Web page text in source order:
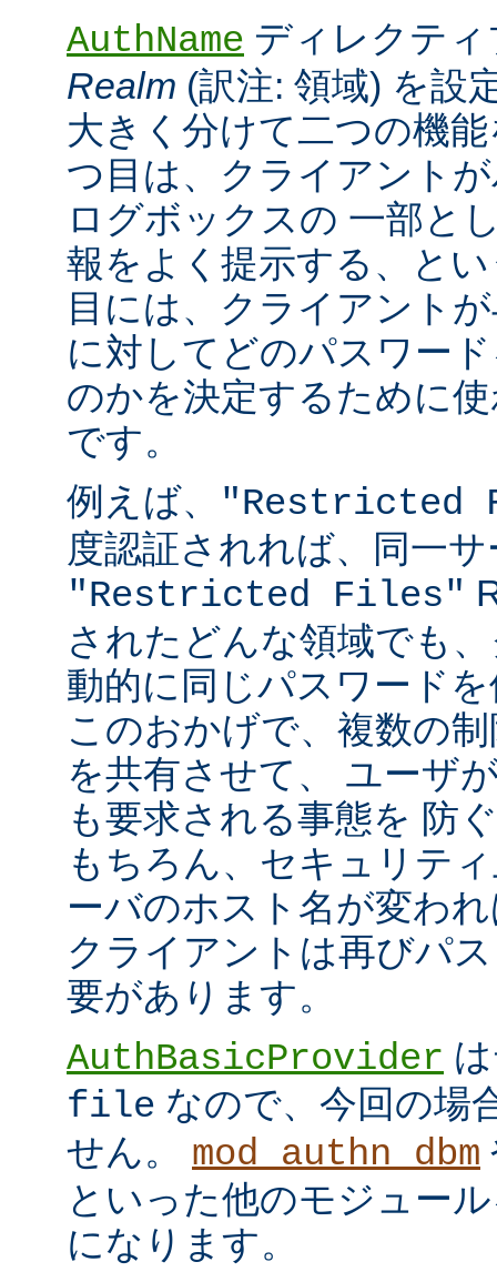
AuthName ディレクテ
Realm (訳注: 領域) を設
大きく分けて二つの機
つ目は、クライアント
ログボックスの 一部と
報をよく提示する、と
目には、クライアント
に対してどのパスワー
のかを決定するために
です。
例えば、
"Restricted
度認証されれば、同一
"Restricted Files"
されたどんな領域でも
動的に同じパスワード
このおかげで、複数の
を共有させて、 ユーザ
も要求される事態を 防
もちろん、セキュリテ
ーバのホスト名が変わ
クライアントは再びパ
要があります。
AuthBasicProvider
file なので、今回の場
せん。 mod_authn_dbm
といった他のモジュー
になります。